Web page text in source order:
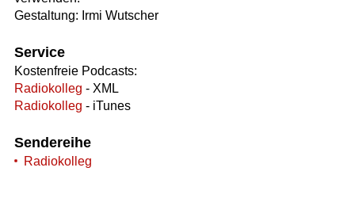
Gestaltung: Irmi Wutscher
Service
Kostenfreie Podcasts:
Radiokolleg - XML
Radiokolleg - iTunes
Sendereihe
Radiokolleg